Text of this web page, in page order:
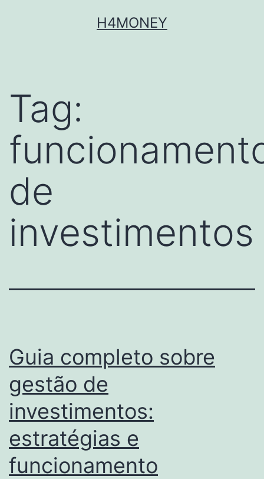
H4MONEY
Tag:
de
investimentos
Guia completo sobre
gestão de
investimentos:
estratégias e
funcionamento